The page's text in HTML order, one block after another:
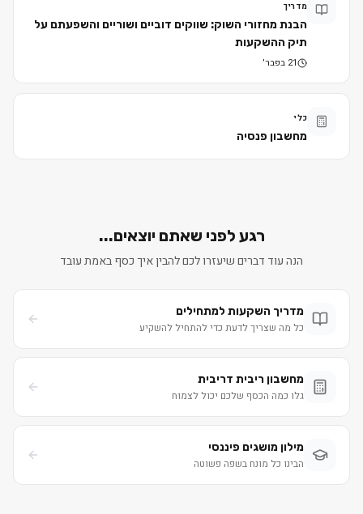
מדריך
הבנת מחזורי השוק: שווקים דוביים ושוריים והשפעתם על
תיק ההשקעות
21 בפבר׳
כלי
מחשבון פנסיה
רגע לפני שאתם יוצאים...
הנה עוד דברים שיעזרו לכם להבין איך כסף באמת עובד
מדריך השקעות למתחילים
כל מה שצריך לדעת כדי להתחיל להשקיע
מחשבון ריבית דריבית
גלו כמה הכסף שלכם יכול לצמוח
מילון מושגים פיננסי
הבינו כל מונח בשפה פשוטה